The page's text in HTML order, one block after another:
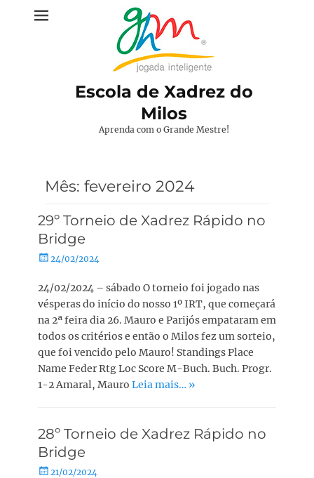
Escola de Xadrez do
Milos
Aprenda com o Grande Mestre!
Mês: fevereiro 2024
29º Torneio de Xadrez Rápido no
Bridge
Posted
24/02/2024
24/02/2024 – sábado O torneio foi jogado nas
vésperas do início do nosso 1º IRT, que começará
na 2ª feira dia 26. Mauro e Parijós empataram em
todos os critérios e então o Milos fez um sorteio,
que foi vencido pelo Mauro! Standings Place
Name Feder Rtg Loc Score M-Buch. Buch. Progr.
1-2 Amaral, Mauro Leia mais… »
28º Torneio de Xadrez Rápido no
Bridge
Posted
21/02/2024